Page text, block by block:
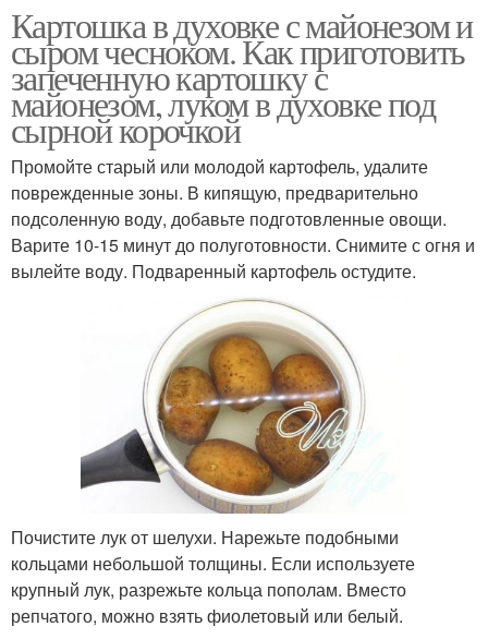
Картошка в духовке с майонезом и
сыром чесноком. Как приготовить
запеченную картошку с
майонезом, луком в духовке под
сырной корочкой
Промойте старый или молодой картофель, удалите
поврежденные зоны. В кипящую, предварительно
подсоленную воду, добавьте подготовленные овощи.
Варите 10-15 минут до полуготовности. Снимите с огня и
вылейте воду. Подваренный картофель остудите.
Почистите лук от шелухи. Нарежьте подобными
кольцами небольшой толщины. Если используете
крупный лук, разрежьте кольца пополам. Вместо
репчатого, можно взять фиолетовый или белый.